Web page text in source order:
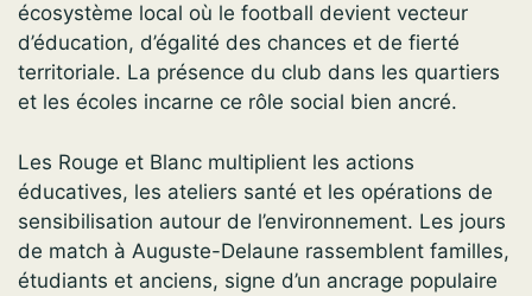
écosystème local où le football devient vecteur
d’éducation, d’égalité des chances et de fierté
territoriale. La présence du club dans les quartiers
et les écoles incarne ce rôle social bien ancré.
Les Rouge et Blanc multiplient les actions
éducatives, les ateliers santé et les opérations de
sensibilisation autour de l’environnement. Les jours
de match à Auguste-Delaune rassemblent familles,
étudiants et anciens, signe d’un ancrage populaire